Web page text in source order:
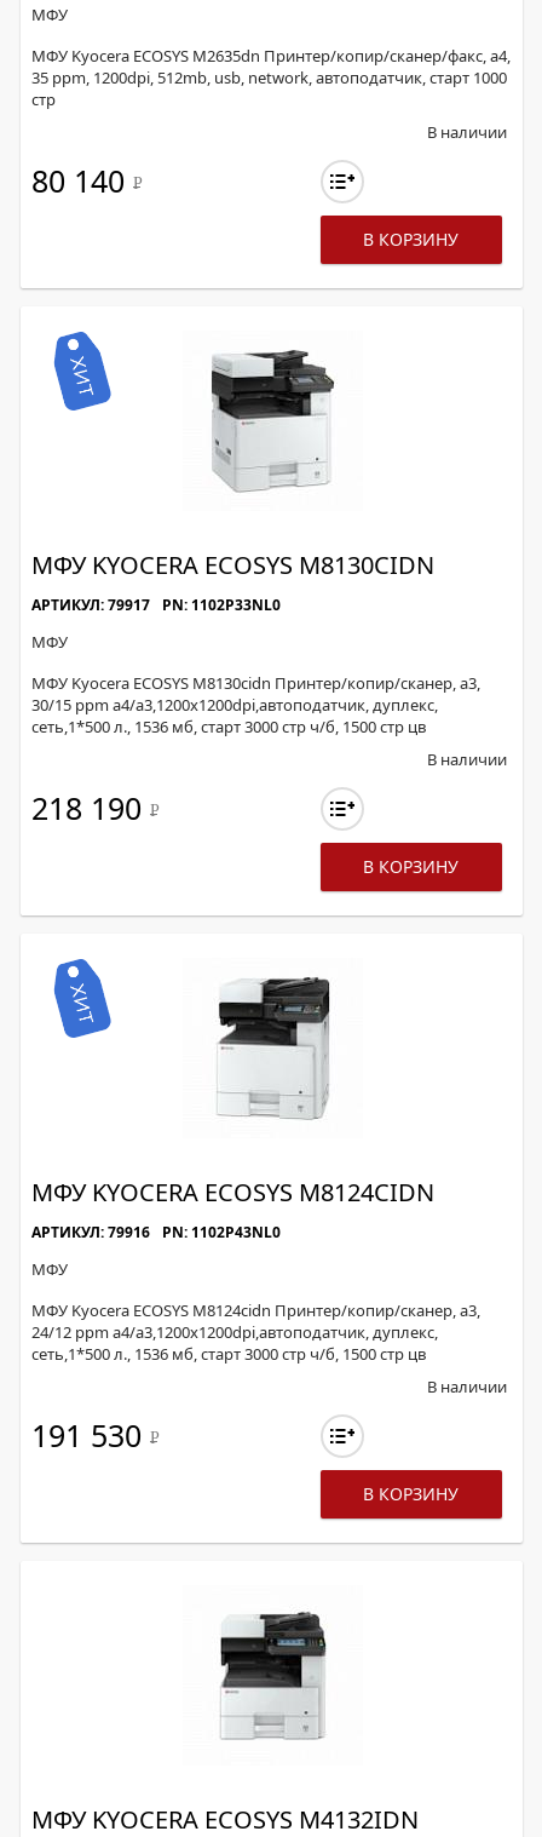
МФУ
МФУ Kyocera ECOSYS M2635dn Принтер/копир/сканер/факс, а4,
35 ppm, 1200dpi, 512mb, usb, network, автоподатчик, старт 1000
стр
В наличии
80 140 Р
В КОРЗИНУ
МФУ KYOCERA ECOSYS M8130CIDN
АРТИКУЛ: 79917 PN: 1102P33NL0
МФУ
МФУ Kyocera ECOSYS M8130cidn Принтер/копир/сканер, а3,
30/15 ppm а4/а3,1200x1200dpi,автоподатчик, дуплекс,
сеть,1*500 л., 1536 мб, старт 3000 стр ч/б, 1500 стр цв
В наличии
218 190 Р
В КОРЗИНУ
МФУ KYOCERA ECOSYS M8124CIDN
АРТИКУЛ: 79916 PN: 1102P43NL0
МФУ
МФУ Kyocera ECOSYS M8124cidn Принтер/копир/сканер, а3,
24/12 ppm а4/а3,1200x1200dpi,автоподатчик, дуплекс,
сеть,1*500 л., 1536 мб, старт 3000 стр ч/б, 1500 стр цв
В наличии
191 530 Р
В КОРЗИНУ
МФУ KYOCERA ECOSYS M4132IDN